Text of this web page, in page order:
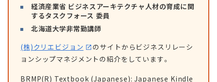
経済産業省 ビジネスアーキテクチャ人材の育成に関
するタスクフォース 委員
北海道大学非常勤講師
(株)クリエビジョン
のサイトからビジネスリレーシ
ョンシップマネジメントの紹介をしています。
BRMP(R) Textbook (Japanese): Japanese Kindle